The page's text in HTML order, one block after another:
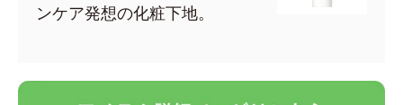
ンケア発想の化粧下地。